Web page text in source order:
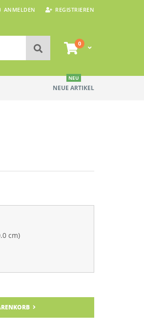
REGISTRIEREN
ANMELDEN
0
NEUE ARTIKEL
NEU
cm)